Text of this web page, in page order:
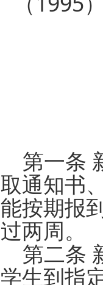
第一条
取通知书
能按期报
过两周。
第二条
学生到指